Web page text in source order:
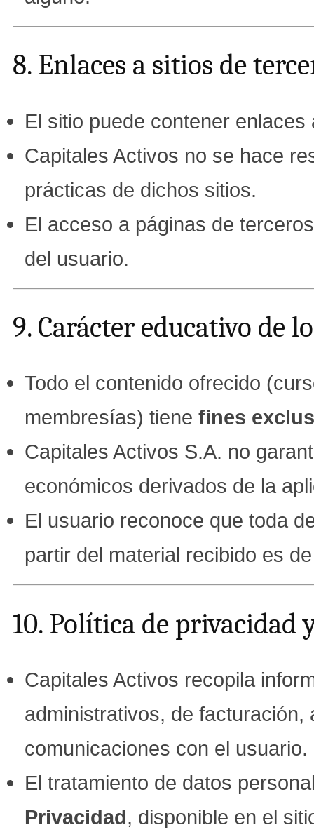
8. Enlaces a sitios de
El sitio puede contener
Capitales Activos no se hace
prácticas de dichos sitios.
El acceso a páginas de
del usuario.
9. Carácter educativo de
Todo el contenido ofrecido
membresías) tiene fines
Capitales Activos S.A. no
económicos derivados de la
El usuario reconoce que toda
partir del material recibido es
10. Política de privacidad
Capitales Activos recopila
administrativos, de
comunicaciones con el usuario.
El tratamiento de datos
Privacidad, disponible en el